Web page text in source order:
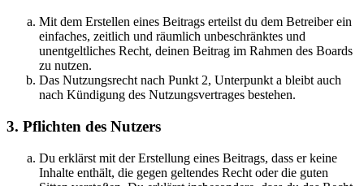
Mit dem Erstellen eines Beitrags erteilst du dem Betreiber ein
einfaches, zeitlich und räumlich unbeschränktes und
unentgeltliches Recht, deinen Beitrag im Rahmen des Boards
zu nutzen.
Das Nutzungsrecht nach Punkt 2, Unterpunkt a bleibt auch
nach Kündigung des Nutzungsvertrages bestehen.
3. Pflichten des Nutzers
Du erklärst mit der Erstellung eines Beitrags, dass er keine
Inhalte enthält, die gegen geltendes Recht oder die guten